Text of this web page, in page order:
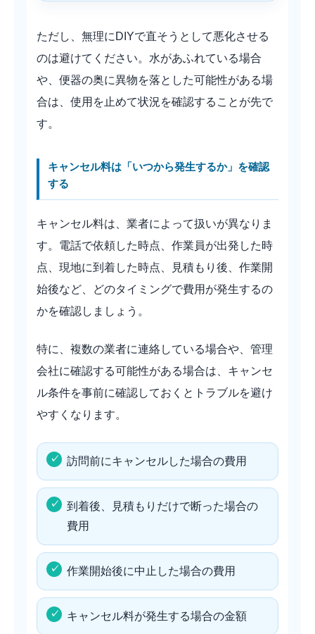
ただし、無理にDIYで直そうとして悪化させる
のは避けてください。水があふれている場合
や、便器の奥に異物を落とした可能性がある場
合は、使用を止めて状況を確認することが先で
す。
キャンセル料は「いつから発生するか」を確認
する
キャンセル料は、業者によって扱いが異なりま
す。電話で依頼した時点、作業員が出発した時
点、現地に到着した時点、見積もり後、作業開
始後など、どのタイミングで費用が発生するの
かを確認しましょう。
特に、複数の業者に連絡している場合や、管理
会社に確認する可能性がある場合は、キャンセ
ル条件を事前に確認しておくとトラブルを避け
やすくなります。
訪問前にキャンセルした場合の費用
到着後、見積もりだけで断った場合の
費用
作業開始後に中止した場合の費用
キャンセル料が発生する場合の金額